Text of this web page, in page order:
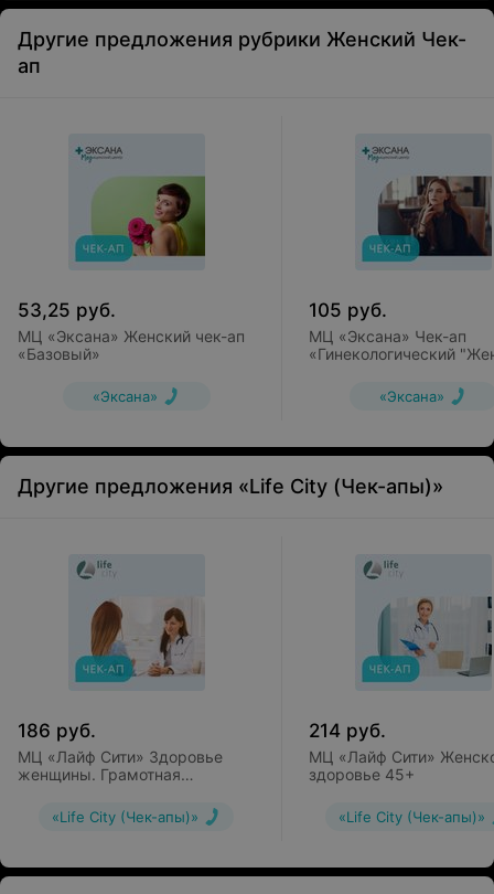
Другие предложения рубрики Женский Чек-
ап
53,25 руб.
МЦ «Эксана» Женский чек-ап
«Базовый»
«Эксана»
105 руб.
МЦ «Эксана» Чек-ап
«Гинекологический
«Эксана»
Другие предложения «Life City (Чек-апы)»
186 руб.
МЦ «Лайф Сити» Здоровье
женщины. Грамотная
«Life City (Чек-апы)»
214 руб.
МЦ «Лайф Сити»
здоровье 45+
«Life City (Чек-апы)»